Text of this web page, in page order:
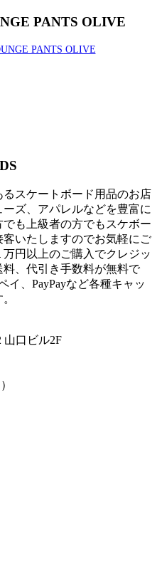
PANTS OLIVE
PANTS OLIVE
スケートボード用品のお店
ズ、アパレルなどを豊富に
も上級者の方でもスケボー
いたしますのでお気軽にご
円以上のご購入でクレジッ
料、代引き手数料が無料で
イ、PayPayなど各種キャッ
山口ビル2F